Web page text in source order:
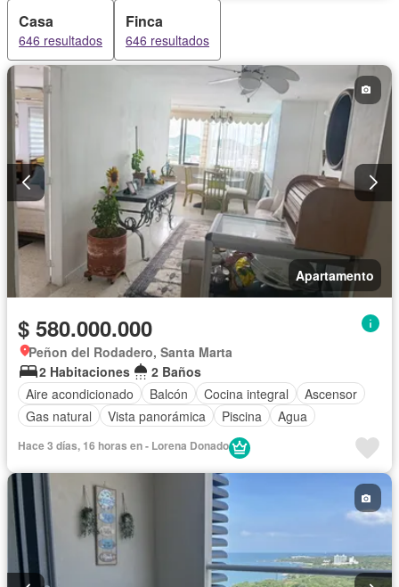
Casa
646 resultados
Finca
646 resultados
Apartamento
$ 580.000.000
Peñon del Rodadero, Santa Marta
2 Habitaciones
2 Baños
Aire acondicionado
Balcón Cocina integral
Ascensor
Gas natural
Vista panorámica Piscina Agua
Hace 3 días, 16 horas en - Lorena Donado